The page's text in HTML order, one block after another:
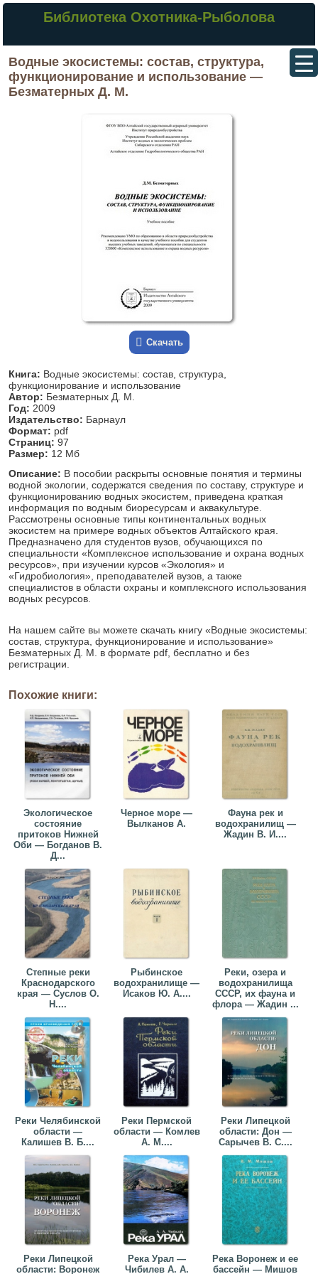
Библиотека Охотника-Рыболова
Водные экосистемы: состав, структура,
функционирование и использование —
Безматерных Д. М.
Скачать
Книга: Водные экосистемы: состав, структура,
функционирование и использование
Автор: Безматерных Д. М.
Год: 2009
Издательство: Барнаул
Формат: pdf
Страниц: 97
Размер: 12 Мб
Описание: В пособии раскрыты основные понятия и термины
водной экологии, содержатся сведения по составу, структуре и
функционированию водных экосистем, приведена краткая
информация по водным биоресурсам и аквакультуре.
Рассмотрены основные типы континентальных водных
экосистем на примере водных объектов Алтайского края.
Предназначено для студентов вузов, обучающихся по
специальности «Комплексное использование и охрана водных
ресурсов», при изучении курсов «Экология» и
«Гидробиология», преподавателей вузов, а также
специалистов в области охраны и комплексного использования
водных ресурсов.
На нашем сайте вы можете скачать книгу «Водные экосистемы:
состав, структура, функционирование и использование»
Безматерных Д. М. в формате pdf, бесплатно и без
регистрации.
Похожие книги:
Экологическое
состояние
притоков Нижней
Оби — Богданов В.
Д...
Черное море —
Вылканов А.
Фауна рек и
водохранилищ —
Жадин В. И....
Степные реки
Краснодарского
края — Суслов О.
Н....
Рыбинское
водохранилище —
Исаков Ю. А....
Реки, озера и
водохранилища
СССР, их фауна и
флора — Жадин ...
Реки Челябинской
области —
Калишев В. Б....
Реки Пермской
области — Комлев
А. М....
Реки Липецкой
области: Дон —
Сарычев В. С....
Реки Липецкой
области: Воронеж
Река Урал —
Чибилев А. А.
Река Воронеж и ее
бассейн — Мишов